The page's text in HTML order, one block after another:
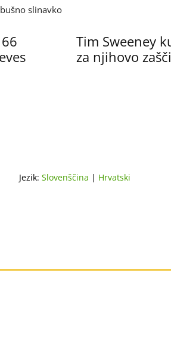
slinavko
Tim Sweeney
za njihovo
Jezik: Slovenščina | Hrvatski